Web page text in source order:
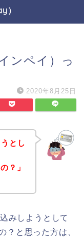
）
ンペイ）っ
2020年8月25日
とし
？」
みしようとして
？と思った方は、